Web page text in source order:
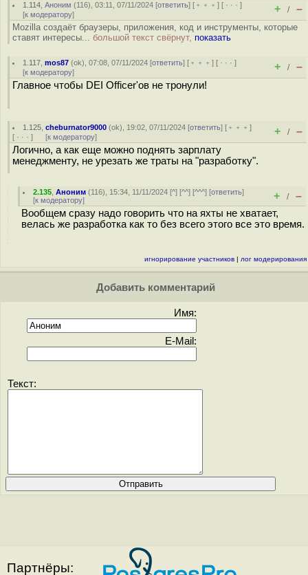
1.114 ,Аноним (116), 03:11, 07/11/2024 [ответить] [ ﹢﹢﹢] [ · · ·]
[к модератору] + / –
Mozilla создаёт браузеры, приложения, код и инструменты, которые
ставят интересы... большой текст свёрнут, показать
1.117 ,mos87 (ok), 07:08, 07/11/2024 [ответить] [ ﹢﹢﹢] [ · · ·]
[к модератору] + / –
Главное чтобы DEI Officer'ов не тронули!
1.125 ,cheburnator9000 (ok), 19:02, 07/11/2024 [ответить] [ ﹢﹢﹢]
[ · · · ] [к модератору] + / –
Логично, а как еще можно поднять зарплату
менеджменту, не урезать же траты на "разработку".
2.135 ,Аноним (116), 15:34, 11/11/2024 [^] [^^] [^^^] [ответить]
[к модератору] + / –
Вообщем сразу надо говорить что на яхты не хватает,
велась же разработка как то без всего этого все это время.
игнорирование участников | лог модерирования
Добавить комментарий
Имя:
E-Mail:
Текст:
Партнёры: